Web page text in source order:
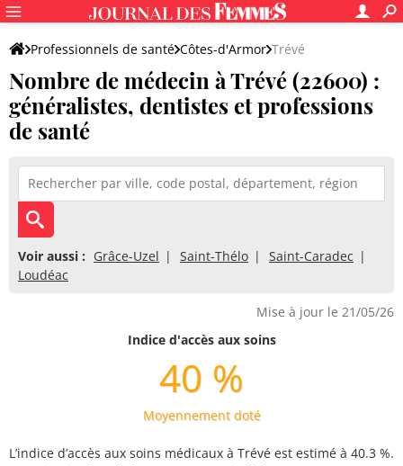
Professionnels de santé Côtes-d'Armor Trévé
Nombre de médecin à Trévé (22600) :
généralistes, dentistes et professions
de santé
Voir aussi : Grâce-Uzel Saint-Thélo
Saint-Caradec
Loudéac
Mise à jour le 21/05/26
Indice d'accès aux soins
40 %
Moyennement doté
L’indice d’accès aux soins médicaux à Trévé est estimé à 40.3 %.